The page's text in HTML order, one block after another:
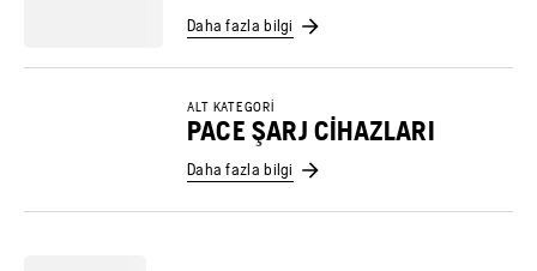
Daha fazla bilgi
ALT KATEGORI
PACE ŞARJ CIHAZLARI
Daha fazla bilgi